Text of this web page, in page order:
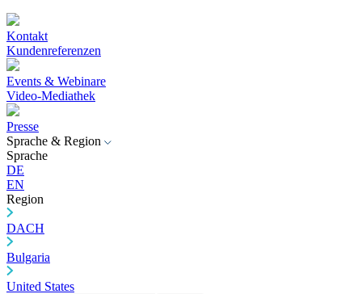
Kontakt
Kundenreferenzen
Events & Webinare
Video-Mediathek
Presse
Sprache & Region
Sprache
DE
EN
Region
DACH
Bulgaria
United States